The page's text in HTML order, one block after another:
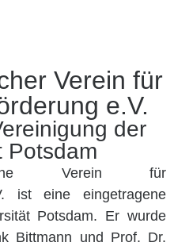
Verein für
e.V.
der
Potsdam
Verein für
ist eine eingetragene
Potsdam. Er wurde
Bittmann und Prof. Dr.